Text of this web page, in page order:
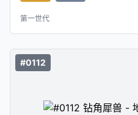
第一世代
#0112